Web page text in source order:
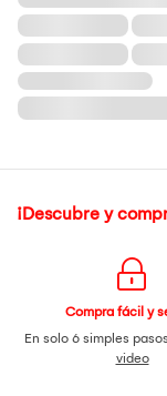
¡Descubre y
Compra fácil y
En solo 6 simples
video